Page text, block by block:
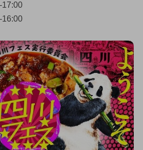
17:00
16:00